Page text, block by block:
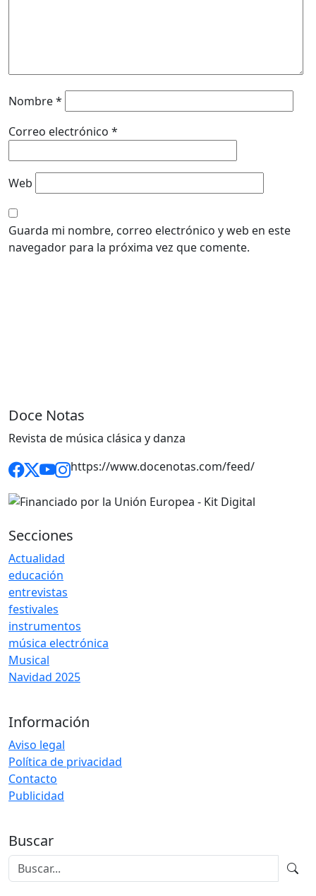
Nombre*
Correo electrónico *
Web
Guarda mi nombre, correo electrónico y web en este
navegador para la próxima vez que comente.
Doce Notas
Revista de música clásica y danza
https://www.docenotas.com/feed/
Secciones
Actualidad
educación
entrevistas
festivales
instrumentos
música electrónica
Musical
Navidad 2025
Información
Aviso legal
Política de privacidad
Contacto
Publicidad
Buscar